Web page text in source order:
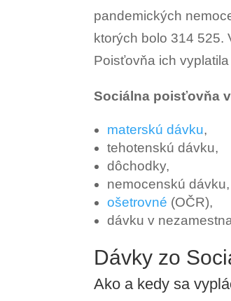
pandemických
ktorých bolo 314 525.
Poisťovňa ich
Sociálna poisťovňa
materskú dávku,
tehotenskú dávku,
dôchodky,
nemocenskú dávku,
ošetrovné (OČR),
dávku v
Dávky zo
Ako a kedy sa